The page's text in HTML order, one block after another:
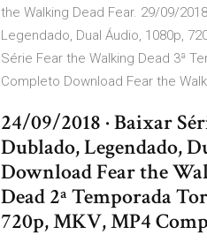
the Walking Dead Fear. 29/09/
Legendado, Dual Áudio, 1080p,
Série Fear the Walking Dead 3ª
Completo Download Fear the
24/09/2018 · Baixar
Dublado, Legendado,
Download Fear the
Dead 2ª Temporada
720p, MKV, MP4